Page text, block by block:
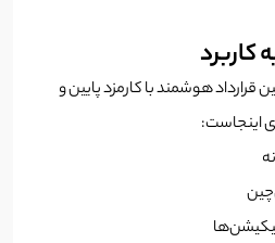
کاربرد
قرارداد هوشمند با کارمزد پایین و
اینجاست: